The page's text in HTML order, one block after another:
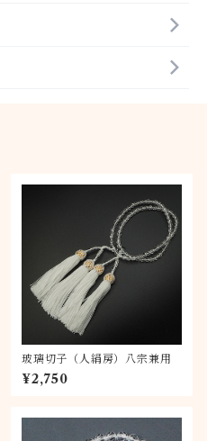
玻璃切子（人絹房）八宗兼用
¥2,750